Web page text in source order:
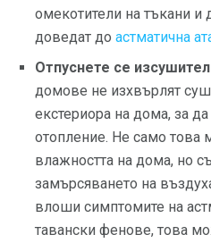
омекотители на тъкани и
доведат до астматична
Отпуснете се
домове не изхвърлят
екстериора на дома, за да
отопление. Не само това
влажността на дома, но
замърсяването на
влоши симптомите на
тавански фенове, това